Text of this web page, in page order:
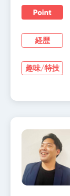
Point
経歴
趣味/特技